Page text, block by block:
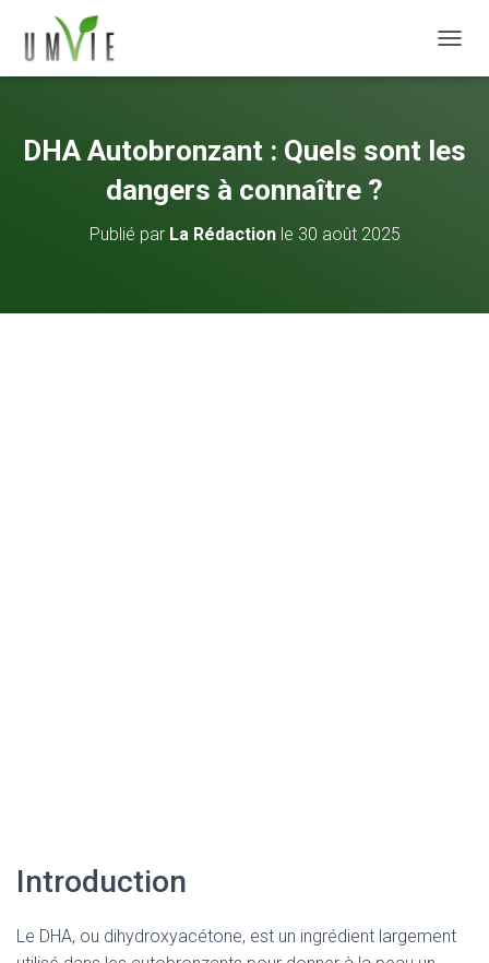
DHA Autobronzant : Quels sont les
dangers à connaître ?
Publié par La Rédactionle 30 août 2025
Introduction
Le DHA, ou dihydroxyacétone, est un ingrédient largement